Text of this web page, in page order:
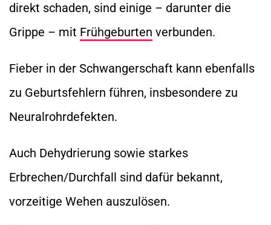
direkt schaden, sind einige – darunter die
Grippe – mit Frühgeburten verbunden.
Fieber in der Schwangerschaft kann ebenfalls
zu Geburtsfehlern führen, insbesondere zu
Neuralrohrdefekten.
Auch Dehydrierung sowie starkes
Erbrechen/Durchfall sind dafür bekannt,
vorzeitige Wehen auszulösen.